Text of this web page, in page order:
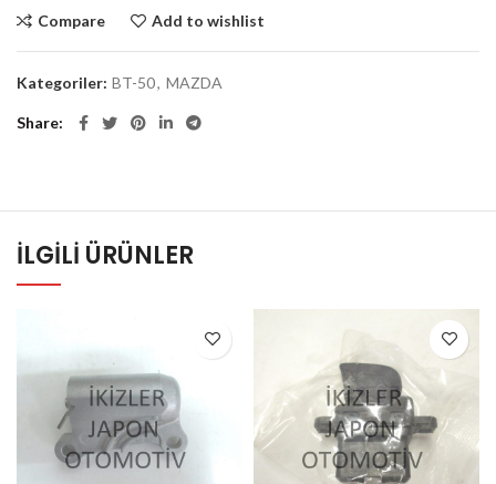
Compare Add to wishlist
Kategoriler: BT-50, MAZDA
Share
İLGILI ÜRÜNLER